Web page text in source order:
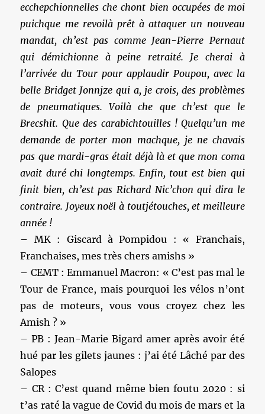
ecchepchionnelles che chont bien occupées de moi
puichque me revoilà prêt à attaquer un nouveau
mandat, ch’est pas comme Jean-Pierre Pernaut
qui démichionne à peine retraité. Je cherai à
l’arrivée du Tour pour applaudir Poupou, avec la
belle Bridget Jonnjze qui a, je crois, des problèmes
de pneumatiques. Voilà che que ch’est que le
Brecshit. Que des carabichtouilles ! Quelqu’un me
demande de porter mon machque, je ne chavais
pas que mardi-gras était déjà là et que mon coma
avait duré chi longtemps. Enfin, tout est bien qui
finit bien, ch’est pas Richard Nic’chon qui dira le
contraire. Joyeux noël à toutjétouches, et meilleure
année !
– MK : Giscard à Pompidou : « Franchais,
Franchaises, mes très chers amishs »
– CEMT : Emmanuel Macron: « C’est pas mal le
Tour de France, mais pourquoi les vélos n’ont
pas de moteurs, vous vous croyez chez les
Amish ? »
– PB : Jean-Marie Bigard amer après avoir été
hué par les gilets jaunes : j’ai été Lâché par des
Salopes
– CR : C’est quand même bien foutu 2020 : si
t’as raté la vague de Covid du mois de mars et la